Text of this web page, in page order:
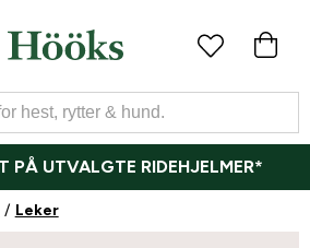
PÅ UTVALGTE RIDEHJELMER*
Leker